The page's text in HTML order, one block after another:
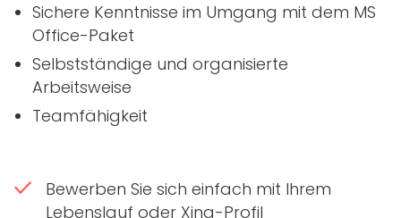
Sichere Kenntnisse im Umgang mit dem MS
Office-Paket
Selbstständige und organisierte
Arbeitsweise
Teamfähigkeit
Bewerben Sie sich einfach mit Ihrem
Lebenslauf oder Xing-Profil